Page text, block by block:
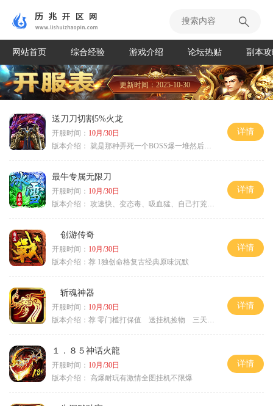
网站首页 综合经验 游戏介绍 论坛热贴 副本
更新时间：2025-10-30
送刀刀切割5%火龙
开服时间： 10月/30日
版本介绍： 就是那种弄死一个BOSS爆一堆然后就起飞
详情
最牛专属无限刀
开服时间： 10月/30日
版本介绍： 攻速快、变态毒、吸血猛、自己打茺值玩
详情
创游传奇
开服时间： 10月/30日
版本介绍： 荐 1独创命格复古经典原味沉默
详情
斩魂神器
开服时间： 10月/30日
版本介绍： 荐 零门槛打保值 送挂机捡物 三天合区
详情
１．８５神话火龍
开服时间： 10月/30日
版本介绍： 高爆耐玩有激情全图挂机不限爆
详情